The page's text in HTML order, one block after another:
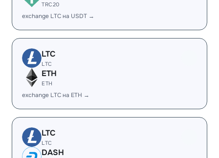
TRC20
exchange LTC на USDT →
LTC
LTC
ETH
ETH
exchange LTC на ETH →
LTC
LTC
DASH